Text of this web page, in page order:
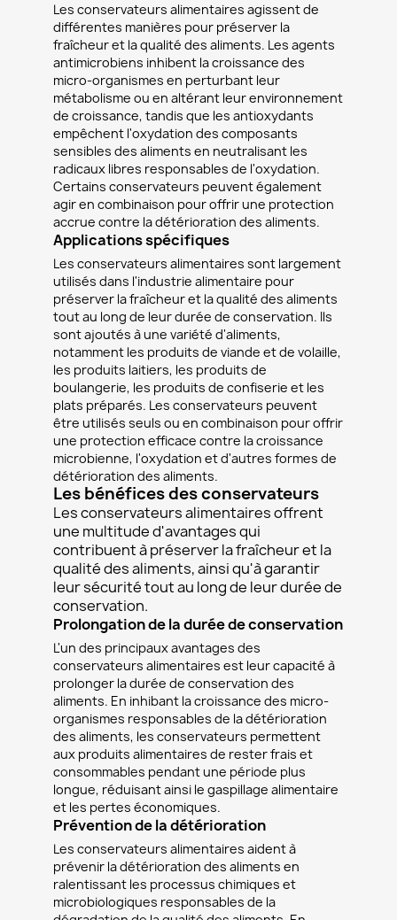
Les conservateurs alimentaires agissent de
différentes manières pour préserver la
fraîcheur et la qualité des aliments. Les agents
antimicrobiens inhibent la croissance des
micro-organismes en perturbant leur
métabolisme ou en altérant leur environnement
de croissance, tandis que les antioxydants
empêchent l'oxydation des composants
sensibles des aliments en neutralisant les
radicaux libres responsables de l'oxydation.
Certains conservateurs peuvent également
agir en combinaison pour offrir une protection
accrue contre la détérioration des aliments.
Applications spécifiques
Les conservateurs alimentaires sont largement
utilisés dans l'industrie alimentaire pour
préserver la fraîcheur et la qualité des aliments
tout au long de leur durée de conservation. Ils
sont ajoutés à une variété d'aliments,
notamment les produits de viande et de volaille,
les produits laitiers, les produits de
boulangerie, les produits de confiserie et les
plats préparés. Les conservateurs peuvent
être utilisés seuls ou en combinaison pour offrir
une protection efficace contre la croissance
microbienne, l'oxydation et d'autres formes de
détérioration des aliments.
Les bénéfices des conservateurs
Les conservateurs alimentaires offrent
une multitude d'avantages qui
contribuent à préserver la fraîcheur et la
qualité des aliments, ainsi qu'à garantir
leur sécurité tout au long de leur durée de
conservation.
Prolongation de la durée de conservation
L'un des principaux avantages des
conservateurs alimentaires est leur capacité à
prolonger la durée de conservation des
aliments. En inhibant la croissance des micro-
organismes responsables de la détérioration
des aliments, les conservateurs permettent
aux produits alimentaires de rester frais et
consommables pendant une période plus
longue, réduisant ainsi le gaspillage alimentaire
et les pertes économiques.
Prévention de la détérioration
Les conservateurs alimentaires aident à
prévenir la détérioration des aliments en
ralentissant les processus chimiques et
microbiologiques responsables de la